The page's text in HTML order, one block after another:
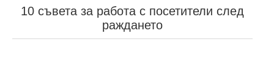
10 съвета за работа с посетители след
раждането